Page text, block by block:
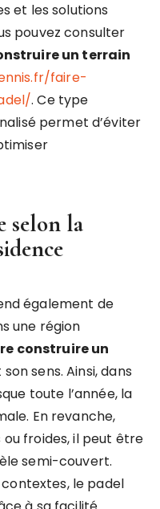
et les solutions
pouvez consulter
un terrain
faire-
. Ce type
permet d’éviter
selon la
également de
une région
construire un
sens. Ainsi, dans
toute l’année, la
En revanche,
ou froides, il peut être
semi-couvert.
le padel